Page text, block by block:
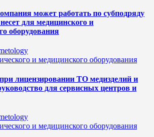
может работать по субподряду
для медицинского и
оборудования
и медицинского оборудования
лицензировании ТО медизделий и
для сервисных центров и
и медицинского оборудования